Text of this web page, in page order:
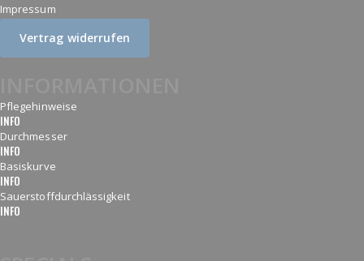
Impressum
Vertrag widerrufen
Pflegehinweise
INFO
Durchmesser
INFO
Basiskurve
INFO
Sauerstoffdurchlässigkeit
INFO